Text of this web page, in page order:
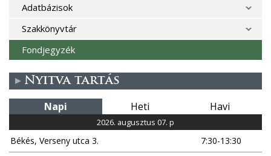
Adatbázisok
Szakkönyvtár
Fondjegyzék
Nyitva tartás
Napi Heti Havi
2026. augusztus 07. p
Békés, Verseny utca 3.
7:30-13:30